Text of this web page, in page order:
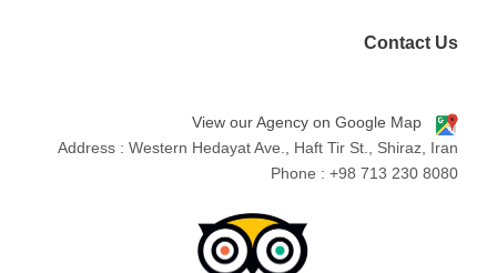
Contact Us
Address : Western Hedayat Ave., Haft Tir St., Shiraz, Iran
Phone : +98 713 230 8080